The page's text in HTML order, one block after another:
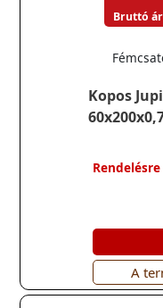
Kopos
Bruttó
Rendelésre
A